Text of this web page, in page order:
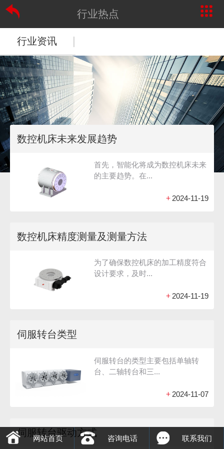
行业热点
行业资讯 |
数控机床未来发展趋势
首先，智能化将成为数控机床未来
的主要趋势。在...
+ 2024-11-19
数控机床精度测量及测量方法
为了确保数控机床的加工精度符合
设计要求，及时...
+ 2024-11-19
伺服转台类型
伺服转台的类型主要包括单轴转
台、二轴转台和三...
+ 2024-11-07
伺服转台驱动方式
网站首页 咨询电话 联系我们